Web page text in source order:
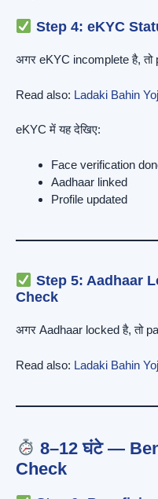
Step 4: eKYC
अगर eKYC incomplete है, तो
Read also: Ladaki Bahin
eKYC में यह देखिए:
Face verification
Aadhaar linked
Profile updated
Step 5: Aadhaar
Check
अगर Aadhaar locked है, तो
Read also: Ladaki Bahin
8–12 घंटे —
Check